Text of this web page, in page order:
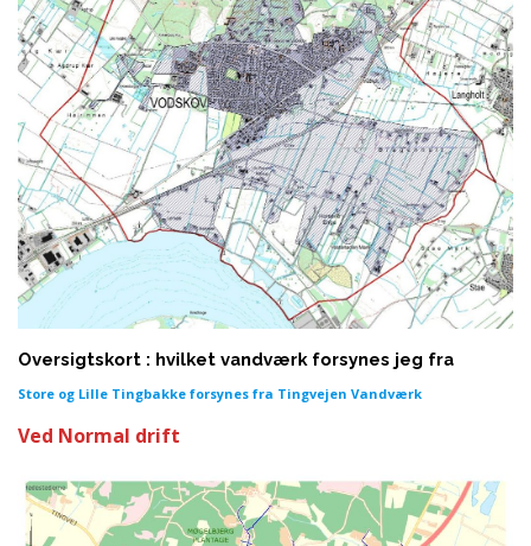
Oversigtskort : hvilket vandværk forsynes jeg fra
Store og Lille Tingbakke forsynes fra Tingvejen Vandværk
Ved Normal drift